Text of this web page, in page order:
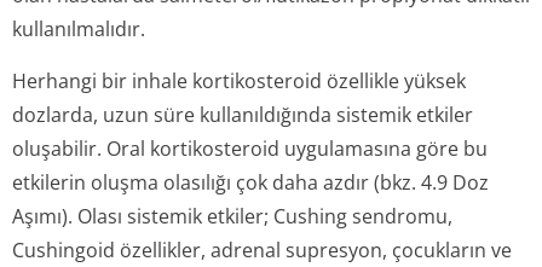
kullanılmalıdır.
Herhangi bir inhale kortikosteroid özellikle yüksek
dozlarda, uzun süre kullanıldığında sistemik etkiler
oluşabilir. Oral kortikosteroid uygulamasına göre bu
etkilerin oluşma olasılığı çok daha azdır (bkz. 4.9 Doz
Aşımı). Olası sistemik etkiler; Cushing sendromu,
Cushingoid özellikler, adrenal supresyon, çocukların ve